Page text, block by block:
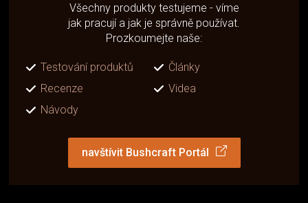
Všechny produkty testujeme - víme
jak pracují a jak je správně používat.
Prozkoumejte naše:
Testování produktů
Články
Recenze
Videa
Návody
navštívit Bushcraft Portál